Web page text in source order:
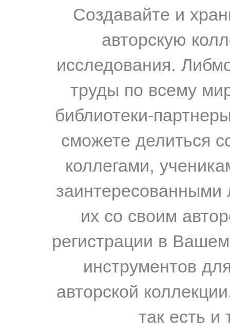
Создавайте и
авторскую
исследования.
труды по всему
библиотеки-
сможете делиться
коллегами,
их со своим
регистрации в
инструментов
авторской
так есть и